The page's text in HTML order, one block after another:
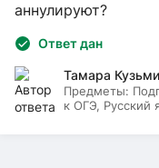
аннулируют?
Ответ дан
Тамара
Предметы:
к ОГЭ, Русский